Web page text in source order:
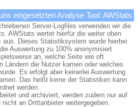
eingesetzten Analyse Tool: AWStats
Server-Logfiles verwenden wir die
AWStats wertet hierfür die weiter oben
aus. Dieses Statistiksystem wurde hierbei
Auswertung zu 100% anonymisiert
an, welche Seite wie oft
Ländern die Nutzer kamen oder welches
Es erfolgt aber keinerlei Auswertung
Das heißt keine der Statistiken kann
werden.
und archiviert, werden zudem nur auf
an Drittanbieter weitergegeben.